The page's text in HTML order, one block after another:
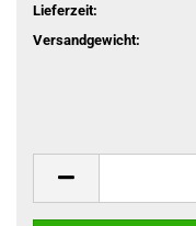
Lieferzeit:
Versandgewicht: